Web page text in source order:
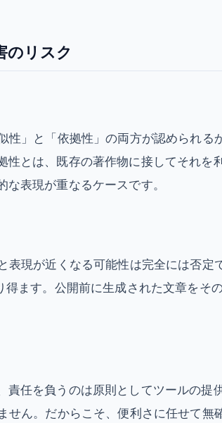
のリスク
」と「依拠性」の両方が認められ
とは、既存の著作物に接してそれ
表現が重なるケースです。
現が近くなる可能性は完全には否
ます。公開前に生成された文章を
任を負うのは原則としてツールの
ん。だからこそ、便利さに任せて